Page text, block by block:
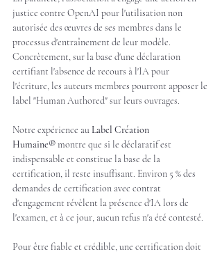
justice contre OpenAI pour l'utilisation non
autorisée des œuvres de ses membres dans le
processus d'entraînement de leur modèle.
Concrètement, sur la base d'une déclaration
certifiant l'absence de recours à l'IA pour
l'écriture, les auteurs membres pourront apposer le
label "Human Authored" sur leurs ouvrages.
Notre expérience au Label Création
Humaine® montre que si le déclaratif est
indispensable et constitue la base de la
certification, il reste insuffisant. Environ 5 % des
demandes de certification avec contrat
d'engagement révèlent la présence d'IA lors de
l'examen, et à ce jour, aucun refus n'a été contesté.
Pour être fiable et crédible, une certification doit